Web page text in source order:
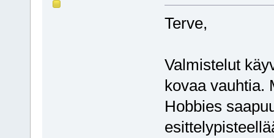
Terve,
Valmistelut
kovaa vauhtia.
Hobbies